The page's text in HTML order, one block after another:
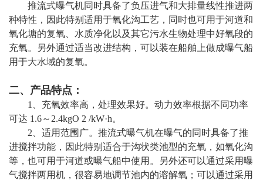
推流式曝气机同时具备了负压进气和大排量线性推进两
种特性，因此特别适用于氧化沟工艺，同时也可用于河道和
氧化塘的复氧、水质净化以及其它污水生物处理中好氧段的
充氧。另外通过适当改进结构，可以装在船舶上做成曝气船
用于大水域的复氧。
二、产品特点：
1、充氧效率高，处理效果好。动力效率根据不同功率
可达 1.6～2.4kgO 2 /kW·h。
2、适用范围广。推流式曝气机在曝气的同时具备了推
进搅拌功能，因此特别适合于沟状类池型的充氧，如氧化沟
等，也可用于河道或曝气船中使用。另外还可以通过采用曝
气搅拌两用机，很容易地调节池内的溶解氧；可以通过采用